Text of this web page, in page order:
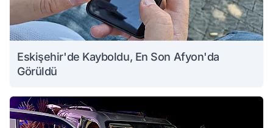
Eskişehir'de Kayboldu, En Son Afyon'da
Görüldü